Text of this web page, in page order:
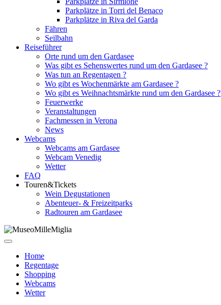
Parkplätze in Torri del Benaco
Parkplätze in Riva del Garda
Fähren
Seilbahn
Reiseführer
Orte rund um den Gardasee
Was gibt es Sehenswertes rund um den Gardasee ?
Was tun an Regentagen ?
Wo gibt es Wochenmärkte am Gardasee ?
Wo gibt es Weihnachtsmärkte rund um den Gardasee ?
Feuerwerke
Veranstaltungen
Fachmessen in Verona
News
Webcams
Webcams am Gardasee
Webcam Venedig
Wetter
FAQ
Touren&Tickets
Wein Degustationen
Abenteuer- & Freizeitparks
Radtouren am Gardasee
Home
Regentage
Shopping
Webcams
Wetter